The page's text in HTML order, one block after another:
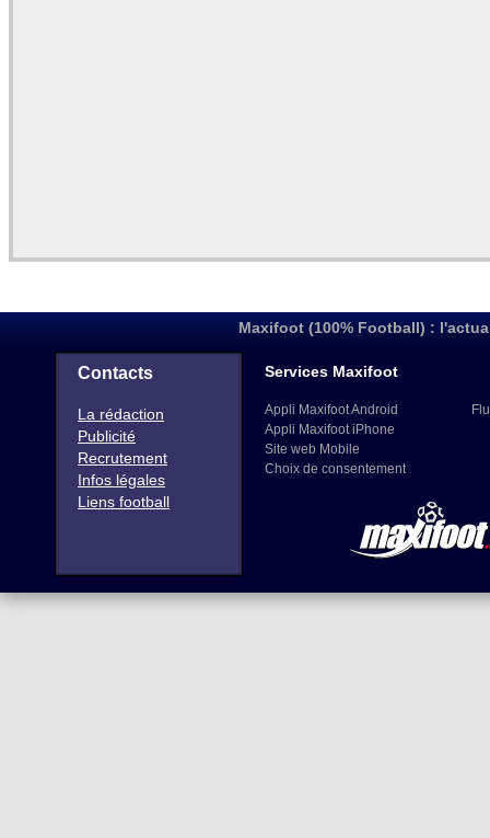
Maxifoot (100% Football) :
Contacts
La rédaction
Publicité
Recrutement
Infos légales
Liens football
Services Maxifoot
Appli Maxifoot Android
Appli Maxifoot iPhone
Site web Mobile
Choix de consentement